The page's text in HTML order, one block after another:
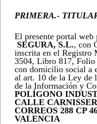
Condiciones generales
Contacto
Dirección Molí de Picó
Finalizar compra
PRIMERA.-
El presente portal web
SEGURA, S.L., con
inscrita en el Registro
3504, Libro 817,
con domicilio social a
al art. 10 de la Ley de
de la Información y
POLÍGONO
CALLE
CORREOS 288 CP
VALENCIA